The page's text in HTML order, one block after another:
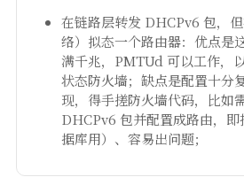
在链路层转发 DHCPv6 包，
络）拟态一个路由器：优点是
满千兆，PMTUd 可以工作，
状态防火墙；缺点是配置十分
现，得手搓防火墙代码，比如
DHCPv6 包并配置成路由，
据库用）、容易出问题；